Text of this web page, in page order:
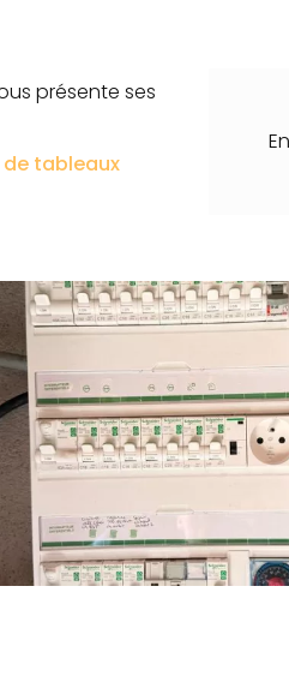
présente ses
tableaux